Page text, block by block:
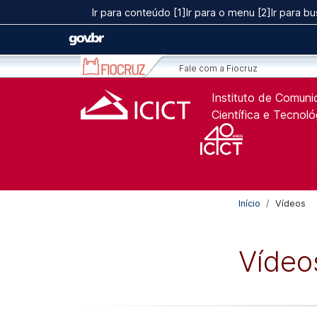
Ir para o conteúdo [1]
Ir para o menu [2]
Ir para a Busca [3]
Fale com a Fiocruz
Ir para conteúdo [1]Ir para o menu [2]Ir para
Instituto de
Científica e
Início Vídeos